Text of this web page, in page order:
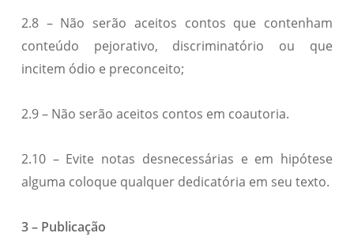
2.8 – Não serão aceitos contos que contenham
conteúdo pejorativo, discriminatório ou que
incitem ódio e preconceito;
2.9 – Não serão aceitos contos em coautoria.
2.10 – Evite notas desnecessárias e em hipótese
alguma coloque qualquer dedicatória em seu texto.
3 – Publicação